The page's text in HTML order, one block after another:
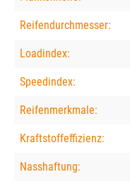
Reifendurchmesser:
Loadindex:
Speedindex:
Reifenmerkmale:
Kraftstoffeffizienz:
Nasshaftung: